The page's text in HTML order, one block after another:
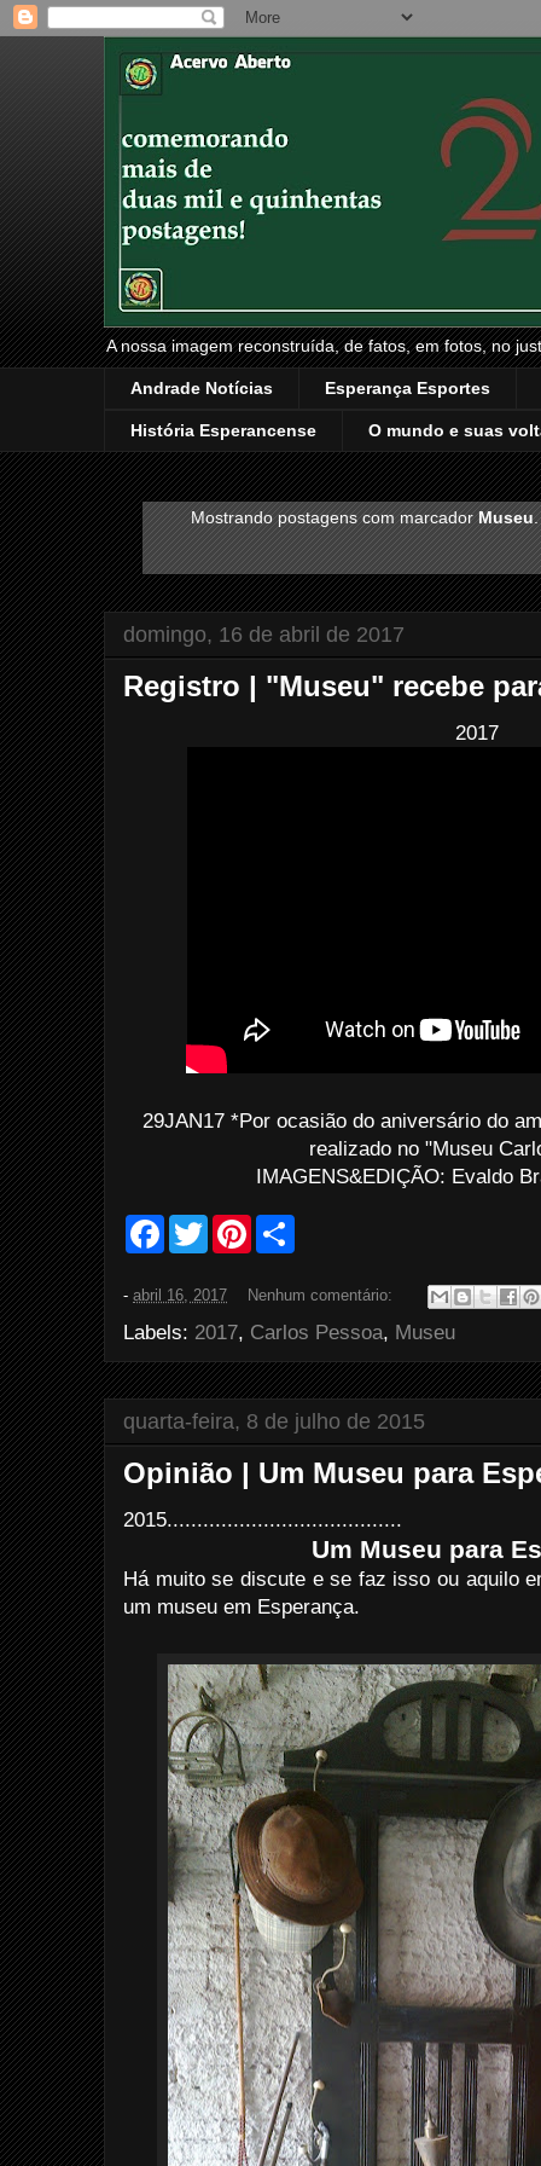
A nossa imagem reconstruída, de fatos, em fotos, no
Andrade Notícias Esperança Esportes
História Esperancense O mundo e suas
Mostrando postagens com marcadorMuseu
domingo, 16 de abril de 2017
Registro | "Museu" recebe
2017
29JAN17 *Por ocasião do aniversário do
realizado no "Museu
IMAGENS&EDIÇÃO: Evaldo
F
b
o
o
k
T
w
t
e
r
P
e
r
e
s
t
e
- abril 16, 2017 Nenhum comentário:
Labels: 2017, Carlos Pessoa, Museu
quarta-feira, 8 de julho de 2015
Opinião | Um Museu para
2015.......................................
Um Museu para
Há muito se discute e se faz isso ou aquilo
um museu em Esperança.